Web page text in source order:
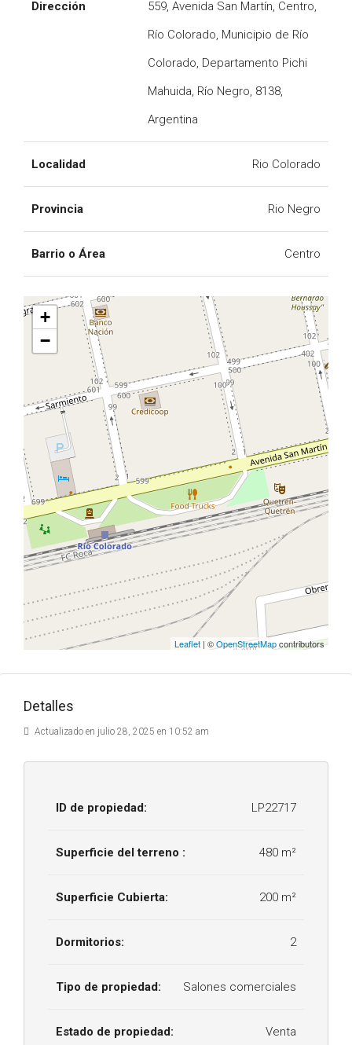
Dirección
559, Avenida San Martín, Centro,
Río Colorado, Municipio de Río
Colorado, Departamento Pichi
Mahuida, Río Negro, 8138,
Argentina
Localidad Rio Colorado
Provincia Rio Negro
Barrio o Área Centro
+
−
Leaflet | ©OpenStreetMapcontributors
Detalles
Actualizado en julio 28, 2025 en 10:52 am
ID de propiedad: LP22717
Superficie del terreno : 480 m²
Superficie Cubierta: 200 m²
Dormitorios: 2
Tipo de propiedad: Salones comerciales
Estado de propiedad: Venta